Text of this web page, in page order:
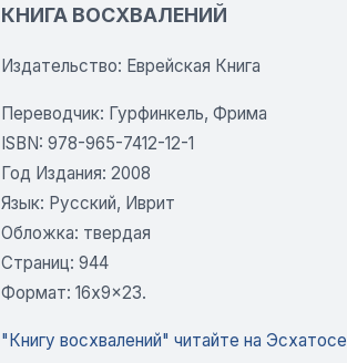
КНИГА ВОСХВАЛЕНИЙ
Издательство: Еврейская Книга
Переводчик: Гурфинкель, Фрима
ISBN: 978-965-7412-12-1
Год Издания: 2008
Язык: Русский, Иврит
Обложка: твердая
Страниц: 944
Формат: 16x9x23.
"Книгу восхвалений" читайте на Эсхатосе